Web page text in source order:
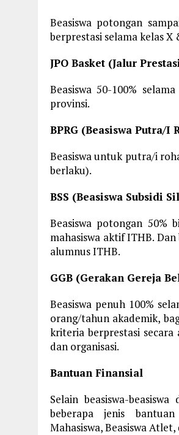
Beasiswa potongan
berprestasi selama kelas X
JPO Basket (Jalur
Beasiswa 50-100%
provinsi.
BPRG (Beasiswa Putra/I
Beasiswa untuk putra/i
berlaku).
BSS (Beasiswa Subsidi
Beasiswa potongan 50%
mahasiswa aktif ITHB.
alumnus ITHB.
GGB (Gerakan Gereja
Beasiswa penuh 100%
orang/tahun akademik,
kriteria berprestasi
dan organisasi.
Bantuan Finansial
Selain beasiswa-
beberapa jenis
Mahasiswa, Beasiswa